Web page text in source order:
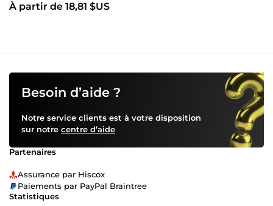
À partir de 18,81 $US
Besoin d’aide ?
Notre service clients est à votre disposition
sur notre centre d’aide
Partenaires
Assurance par Hiscox
Paiements par PayPal Braintree
Statistiques